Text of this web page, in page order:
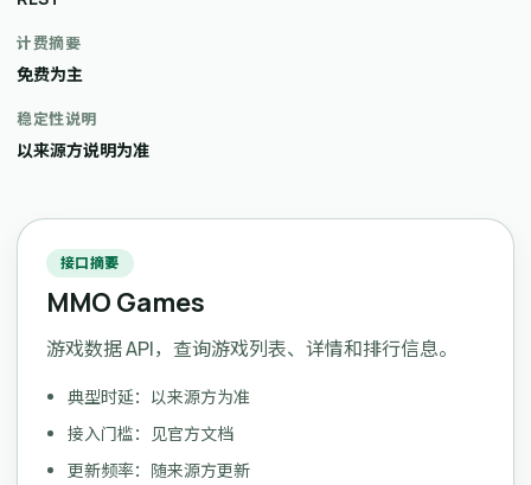
计费摘要
免费为主
稳定性说明
以来源方说明为准
接口摘要
MMO Games
游戏数据 API，查询游戏列表、详情和排行信息。
典型时延：以来源方为准
接入门槛：见官方文档
更新频率：随来源方更新